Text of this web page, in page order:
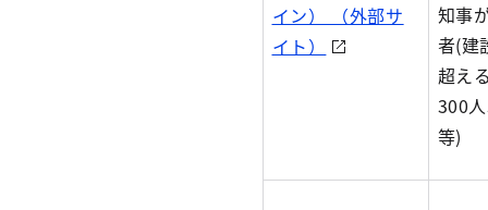
イン） （外部サ
イト）
知事
者(建
超え
300
等)